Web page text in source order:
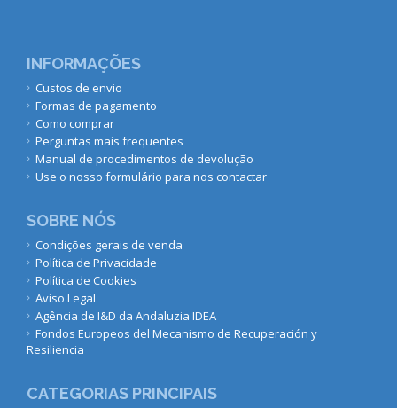
INFORMAÇÕES
Custos de envio
Formas de pagamento
Como comprar
Perguntas mais frequentes
Manual de procedimentos de devolução
Use o nosso formulário para nos contactar
SOBRE NÓS
Condições gerais de venda
Política de Privacidade
Política de Cookies
Aviso Legal
Agência de I&D da Andaluzia IDEA
Fondos Europeos del Mecanismo de Recuperación y
Resiliencia
CATEGORIAS PRINCIPAIS